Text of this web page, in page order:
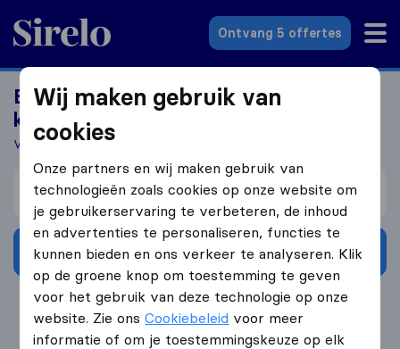
Sirelo.nl
Ontvang 5 offertes
Benieuwd wat jouw verhuizing gaat
kosten?
Vergelijk gratis 5 verhuisbedrijven!
Verhuizen van
Ontvang gratis offertes
4.3 793 Google reviews
Wij maken gebruik van
cookies
Onze partners en wij maken gebruik van
technologieën zoals cookies op onze website om
je gebruikerservaring te verbeteren, de inhoud
en advertenties te personaliseren, functies te
kunnen bieden en ons verkeer te analyseren. Klik
op de groene knop om toestemming te geven
voor het gebruik van deze technologie op onze
website. Zie onsCookiebeleid voor meer
informatie of om je toestemmingskeuze op elk